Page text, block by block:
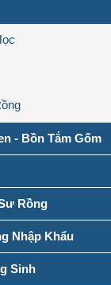
- Bồn Tắm Gốm
Rồng
Nhập Khẩu
Sinh